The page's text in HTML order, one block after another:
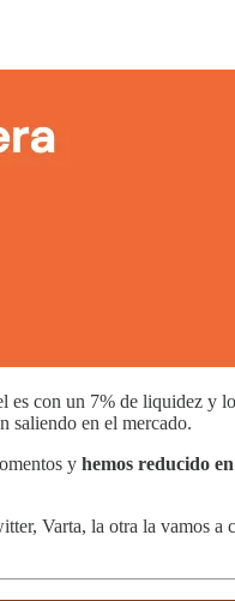
con un 7% de liquidez y
saliendo en el mercado.
y hemos reducido
Varta, la otra la vamos a